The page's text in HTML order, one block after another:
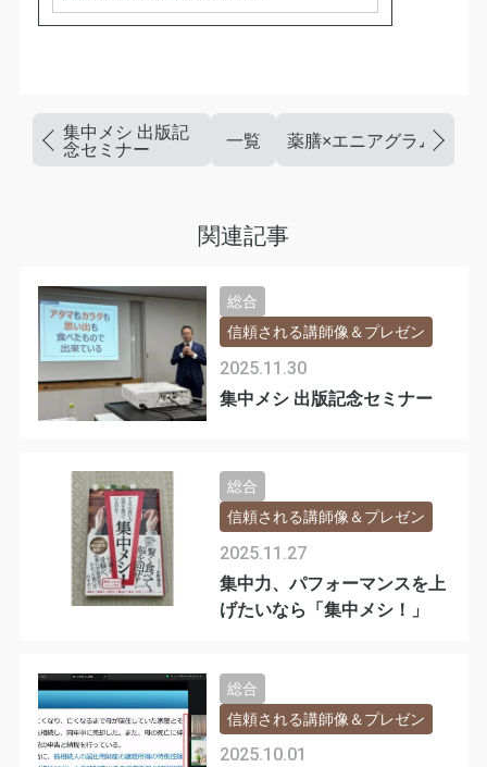
集中メシ 出版記
念セミナー
一覧 薬膳×エニアグラムのオ
関連記事
集中メシ 出版記念セミナー
2025.11.30
総合
信頼される講師像＆プレゼン
集中力、パフォーマンスを上
げたいなら「集中メシ！」
2025.11.27
総合
信頼される講師像＆プレゼン
2025.10.01
総合
信頼される講師像＆プレゼン